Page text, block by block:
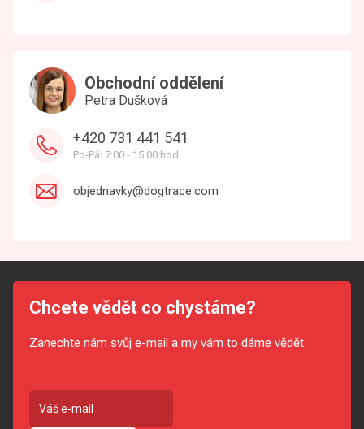
Obchodní oddělení
Petra Dušková
+420 731 441 541
Po-Pá: 7:00 - 15:00 hod
objednavky@dogtrace.com
Chcete vědět co chystáme?
Zanechte nám svůj e-mail a my vám to dáme vědět.